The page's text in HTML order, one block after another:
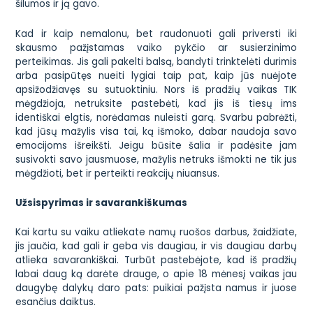
šilumos ir ją gavo.
Kad ir kaip nemalonu, bet raudonuoti gali priversti iki
skausmo pažįstamas vaiko pykčio ar susierzinimo
perteikimas. Jis gali pakelti balsą, bandyti trinktelėti durimis
arba pasipūtęs nueiti lygiai taip pat, kaip jūs nuėjote
apsižodžiavęs su sutuoktiniu. Nors iš pradžių vaikas TIK
mėgdžioja, netruksite pastebėti, kad jis iš tiesų ims
identiškai elgtis, norėdamas nuleisti garą. Svarbu pabrėžti,
kad jūsų mažylis visa tai, ką išmoko, dabar naudoja savo
emocijoms išreikšti. Jeigu būsite šalia ir padėsite jam
susivokti savo jausmuose, mažylis netruks išmokti ne tik jus
mėgdžioti, bet ir perteikti reakcijų niuansus.
Užsispyrimas ir savarankiškumas
Kai kartu su vaiku atliekate namų ruošos darbus, žaidžiate,
jis jaučia, kad gali ir geba vis daugiau, ir vis daugiau darbų
atlieka savarankiškai. Turbūt pastebėjote, kad iš pradžių
labai daug ką darėte drauge, o apie 18 mėnesį vaikas jau
daugybę dalykų daro pats: puikiai pažįsta namus ir juose
esančius daiktus.